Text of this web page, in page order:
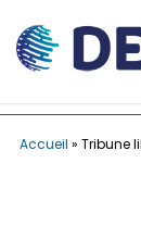
Accueil » Tribune